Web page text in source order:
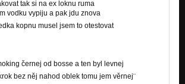
tak si na ex loknu ruma
vodku vypiju a pak jdu znova
kopnu musel jsem to otestovat
černej od bosse a ten byl levnej
bez něj nahod oblek tomu jem věrnej¨